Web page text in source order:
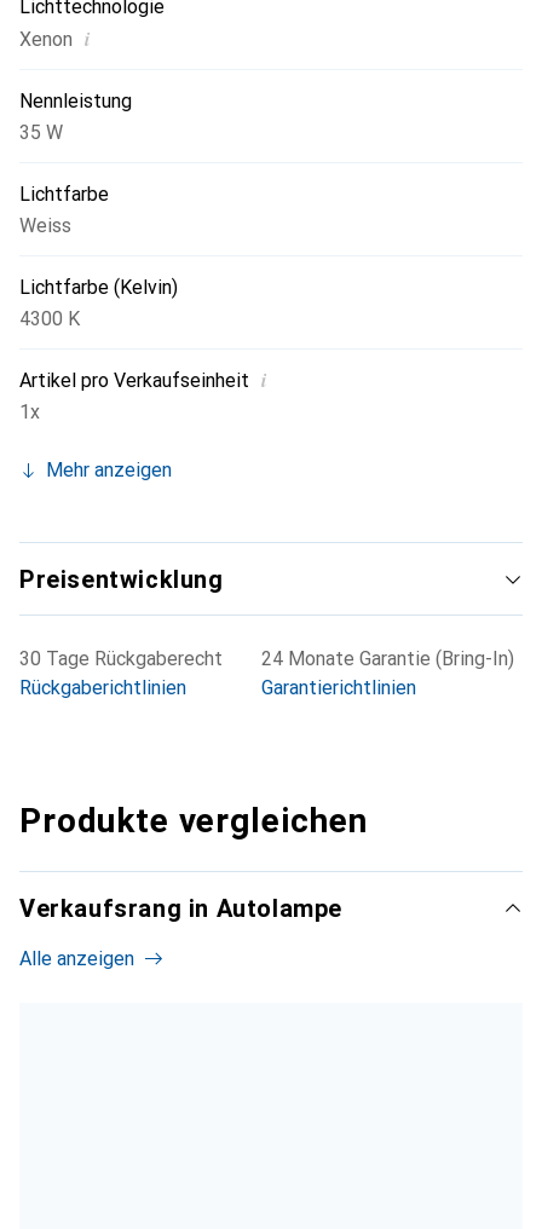
Lichttechnologie
Xenon i
Nennleistung
35 W
Lichtfarbe
Weiss
Lichtfarbe (Kelvin)
4300 K
Artikel pro Verkaufseinheit i
1x
Mehr anzeigen
Preisentwicklung
30 Tage Rückgaberecht
Rückgaberichtlinien
24 Monate Garantie (Bring-In)
Garantierichtlinien
Produkte vergleichen
Verkaufsrang in Autolampe
Alle anzeigen